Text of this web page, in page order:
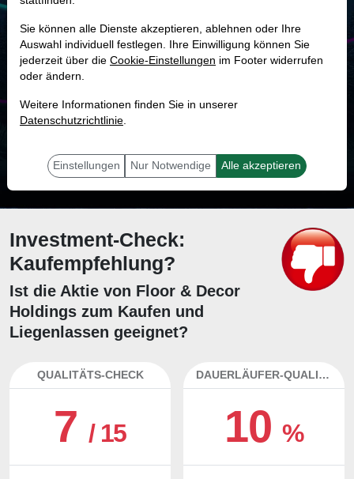
Unternehmenswert
Umsatz 4,68 Mrd. USD
21.0 %
mit dieser Aktie erfolgreich sein.
Investment-Check:
Kaufempfehlung?
Ist die Aktie von Floor & Decor
Holdings zum Kaufen und
Liegenlassen geeignet?
QUALITÄTS-CHECK
7/ 15
DAUERLÄUFER-QUALITÄTEN
10%
Sie können alle Dienste akzeptieren, ablehnen oder Ihre
Auswahl individuell festlegen. Ihre Einwilligung können Sie
jederzeit über die Cookie-Einstellungen im Footer widerrufen
oder ändern.
Weitere Informationen finden Sie in unserer
Datenschutzrichtlinie.
Einstellungen Nur Notwendige Alle akzeptieren